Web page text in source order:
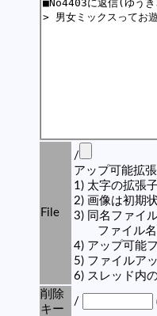
File
/
アップ可能拡
1) 太字の拡張
2) 画像は初期
3) 同名ファイ
ファイル名
4) アップ可能
5) ファイルア
6) スレッド内
削除
キー
/